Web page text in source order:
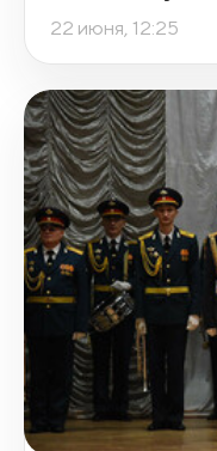
22 июня, 12:25